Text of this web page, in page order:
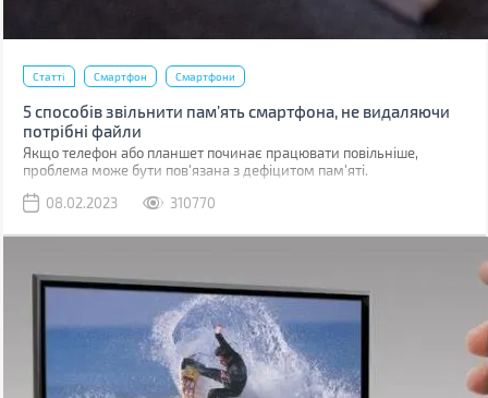
Статті Смартфон Смартфони
5 способів звільнити пам’ять смартфона, не видаляючи
потрібні файли
Якщо телефон або планшет починає працювати повільніше,
проблема може бути пов'язана з дефіцитом пам'яті.
08.02.2023
310770